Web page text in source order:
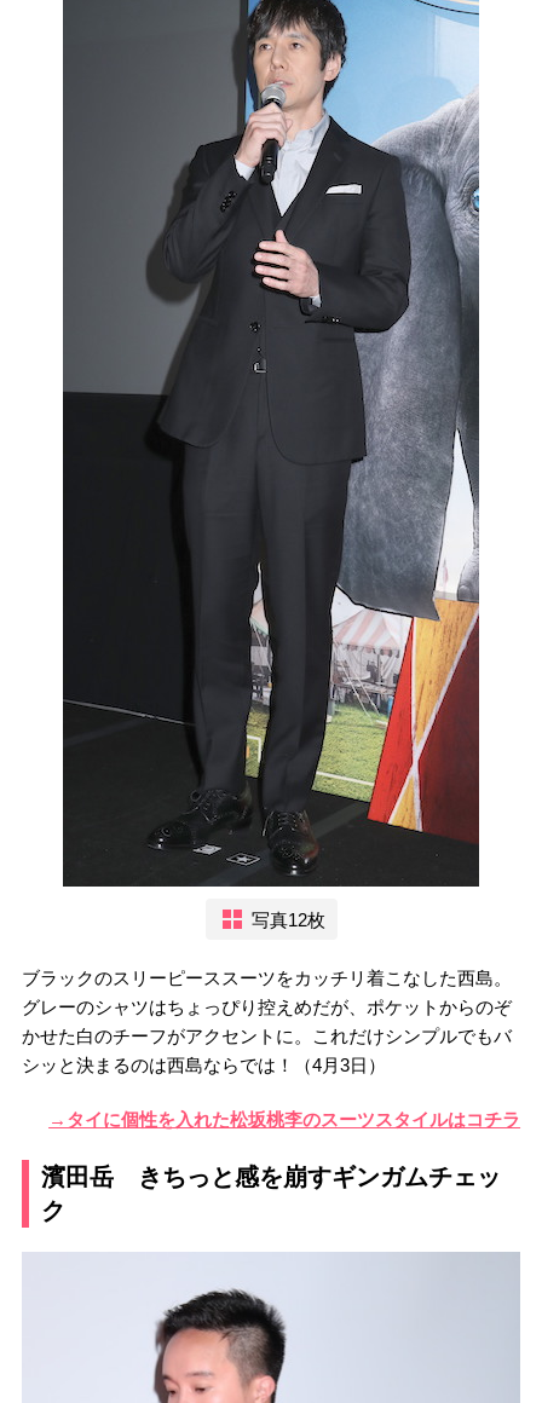
写真12枚
ブラックのスリーピーススーツをカッチリ着こなした西島。
グレーのシャツはちょっぴり控えめだが、ポケットからのぞ
かせた白のチーフがアクセントに。これだけシンプルでもバ
シッと決まるのは西島ならでは！（4月3日）
→タイに個性を入れた松坂桃李のスーツスタイルはコチラ
濱田岳 きちっと感を崩すギンガムチェッ
ク